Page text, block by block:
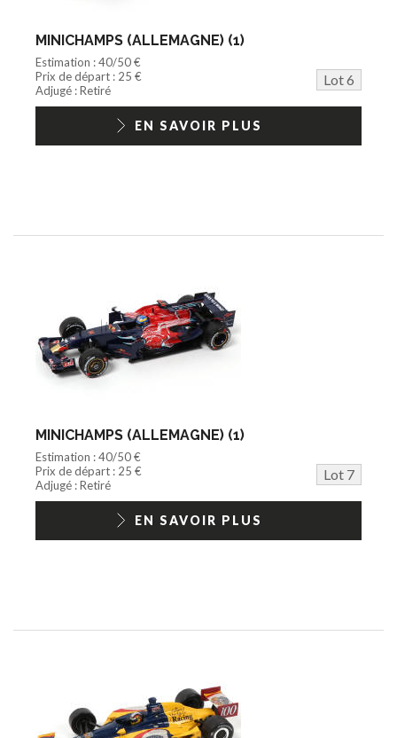
MINICHAMPS (ALLEMAGNE) (1)
Estimation : 40/50 €
Prix de départ : 25 €
Lot 6
Adjugé : Retiré
EN SAVOIR PLUS
MINICHAMPS (ALLEMAGNE) (1)
Estimation : 40/50 €
Prix de départ : 25 €
Lot 7
Adjugé : Retiré
EN SAVOIR PLUS